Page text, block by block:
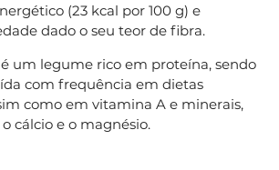
(23 kcal por 100 g) e
dado o seu teor de fibra.
um legume rico em proteína, sendo
com frequência em dietas
como em vitamina A e minerais,
cálcio e o magnésio.